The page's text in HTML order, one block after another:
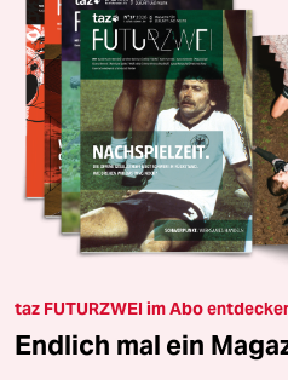
taz FUTURZWEI im Abo
Endlich mal ein